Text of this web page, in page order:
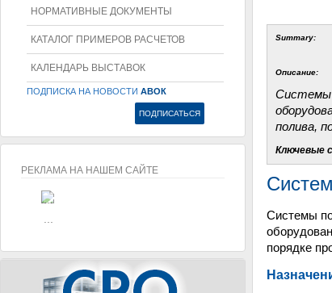
Summary:
Описание:
Системы
полива,
Ключевые
Системы
порядке
НОРМАТИВНЫЕ ДОКУМЕНТЫ
КАТАЛОГ ПРИМЕРОВ РАСЧЕТОВ
КАЛЕНДАРЬ ВЫСТАВОК
ПОДПИСКА НА НОВОСТИ АВОК
РЕКЛАМА НА НАШЕМ САЙТЕ
...